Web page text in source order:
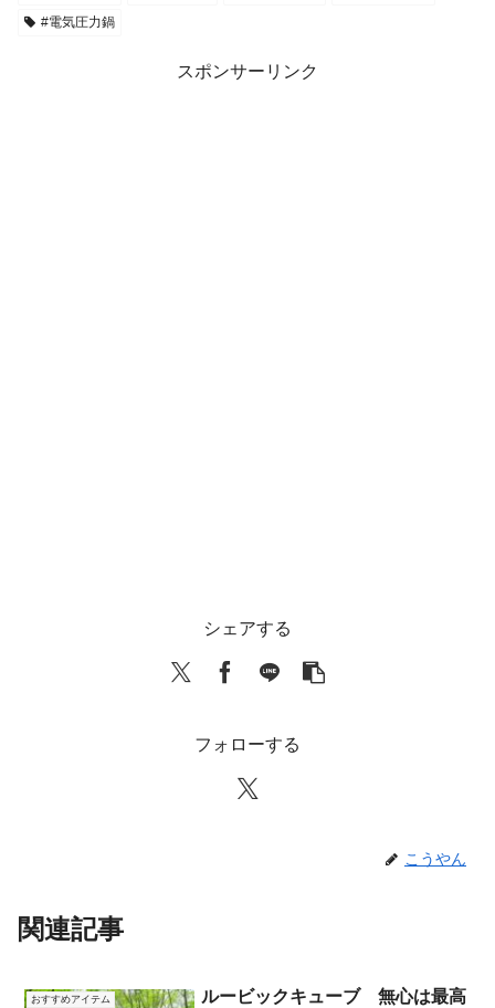
#電気圧力鍋
スポンサーリンク
シェアする
フォローする
こうやん
関連記事
おすすめアイテム
ルービックキューブ 無心は最高